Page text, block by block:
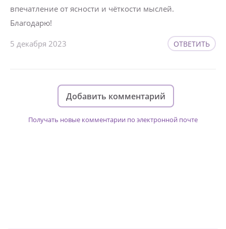
впечатление от ясности и чёткости мыслей.
Благодарю!
5 декабря 2023 ОТВЕТИТЬ
Добавить комментарий
Получать новые комментарии по электронной почте